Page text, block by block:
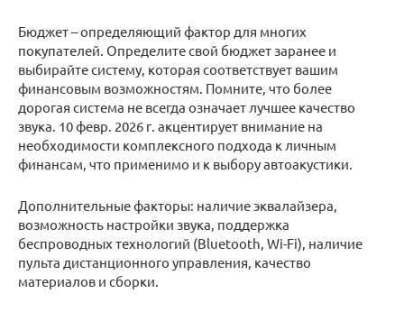
Бюджет – определяющий фактор для многих
покупателей. Определите свой бюджет заранее и
выбирайте систему, которая соответствует вашим
финансовым возможностям. Помните, что более
дорогая система не всегда означает лучшее качество
звука. 10 февр. 2026 г. акцентирует внимание на
необходимости комплексного подхода к личным
финансам, что применимо и к выбору автоакустики.
Дополнительные факторы: наличие эквалайзера,
возможность настройки звука, поддержка
беспроводных технологий (Bluetooth, Wi-Fi), наличие
пульта дистанционного управления, качество
материалов и сборки.